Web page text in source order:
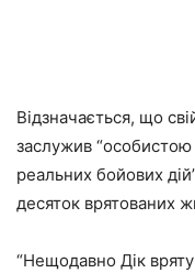
Відзначається, що
заслужив
реальних бойових
десяток врятованих
“Нещодавно Дік